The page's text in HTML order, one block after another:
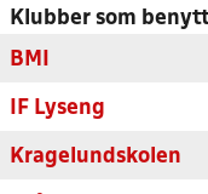
Klubber som
BMI
IF Lyseng
Kragelundskolen